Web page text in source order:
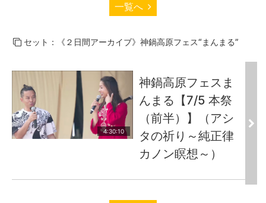
一覧へ
セット：《２日間アーカイブ》神鍋高原フェス“まんまる”
4:30:10
神鍋高原フェスま
んまる【7/5 本祭
（前半）】（アシ
タの祈り～純正律
カノン瞑想～）